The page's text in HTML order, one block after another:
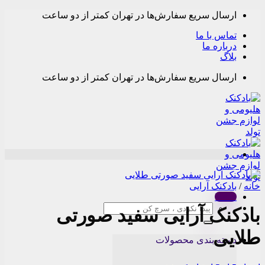
Skip
content
ارسال سریع سفارش‌ها در تهران کمتر از دو ساعت
تماس با ما
درباره ما
بلاگ
ارسال سریع سفارش‌ها در تهران کمتر از دو ساعت
Menu
جستجو
برای:
دسته بندی محصولات
خانه / بادکنک آرایی
بادکنک آرایی سفید صورتی
طلایی